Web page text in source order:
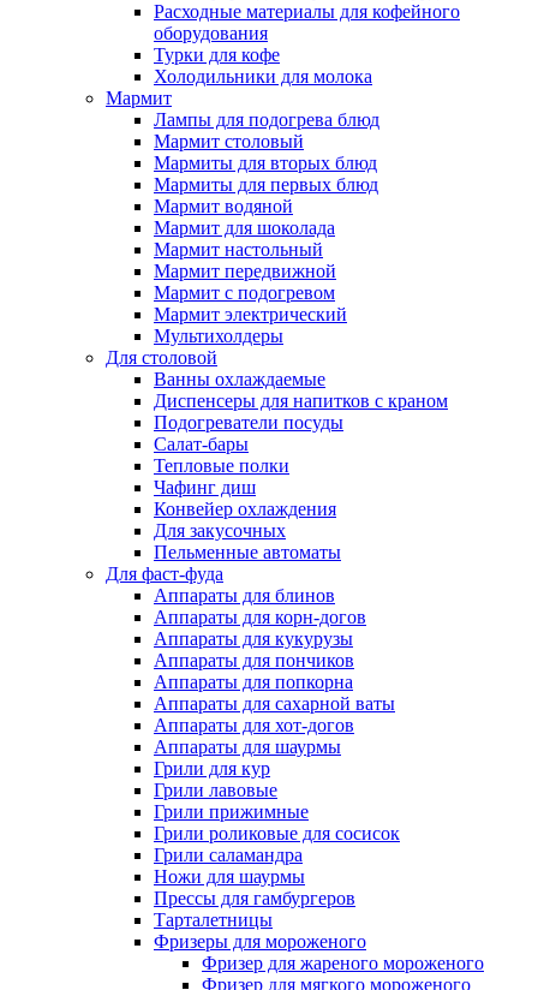
Расходные материалы для кофейного
оборудования
Турки для кофе
Холодильники для молока
Мармит
Лампы для подогрева блюд
Мармит столовый
Мармиты для вторых блюд
Мармиты для первых блюд
Мармит водяной
Мармит для шоколада
Мармит настольный
Мармит передвижной
Мармит с подогревом
Мармит электрический
Мультихолдеры
Для столовой
Ванны охлаждаемые
Диспенсеры для напитков с краном
Подогреватели посуды
Салат-бары
Тепловые полки
Чафинг диш
Конвейер охлаждения
Для закусочных
Пельменные автоматы
Для фаст-фуда
Аппараты для блинов
Аппараты для корн-догов
Аппараты для кукурузы
Аппараты для пончиков
Аппараты для попкорна
Аппараты для сахарной ваты
Аппараты для хот-догов
Аппараты для шаурмы
Грили для кур
Грили лавовые
Грили прижимные
Грили роликовые для сосисок
Грили саламандра
Ножи для шаурмы
Прессы для гамбургеров
Тарталетницы
Фризеры для мороженого
Фризер для жареного мороженого
Фризер для мягкого мороженого